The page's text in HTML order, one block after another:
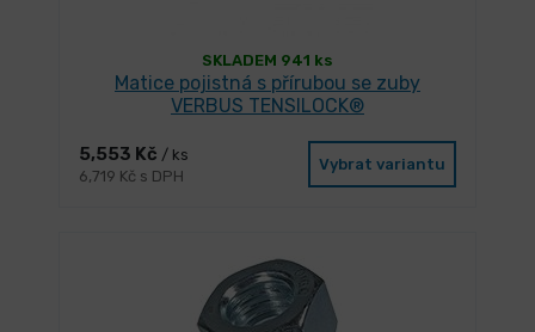
SKLADEM 941 ks
Matice pojistná s přírubou se zuby
VERBUS TENSILOCK®
5,553 Kč / ks
6,719 Kč s DPH
Vybrat variantu